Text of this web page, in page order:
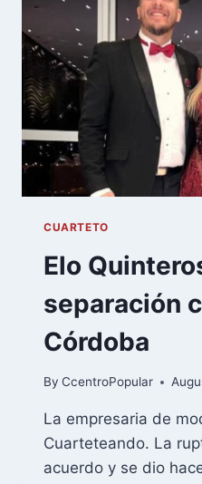
CUARTETO
Elo
separación
Córdoba
By CcentroPopular
La empresaria de
Cuarteteando. La
acuerdo y se dio